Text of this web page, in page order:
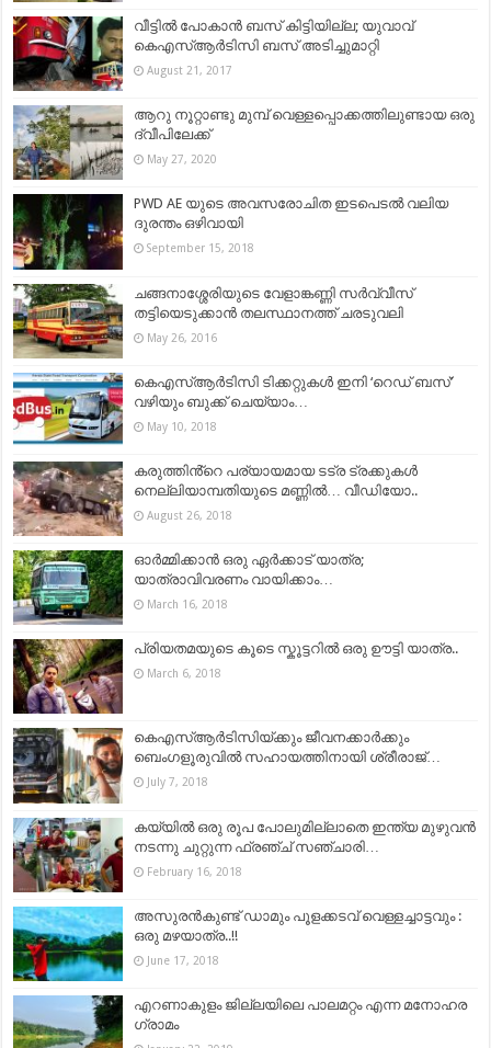
വീട്ടില്‍ പോകാന്‍ ബസ് കിട്ടിയില്ല; യുവാവ്
കെഎസ്ആര്‍ടിസി ബസ് അടിച്ചുമാറ്റി
August 21, 2017
ആറു നൂറ്റാണ്ടു മുമ്പ് വെള്ളപ്പൊക്കത്തിലുണ്ടായ ഒരു
ദ്വീപിലേക്ക്
May 27, 2020
PWD AE യുടെ അവസരോചിത ഇടപെടല്‍ വലിയ
ദുരന്തം ഒഴിവായി
September 15, 2018
ചങ്ങനാശ്ശേരിയുടെ വേളാങ്കണ്ണി സർവ്വീസ്
തട്ടിയെടുക്കാൻ തലസ്ഥാനത്ത് ചരടുവലി
May 26, 2016
കെഎസ്ആർടിസി ടിക്കറ്റുകൾ ഇനി ‘റെഡ് ബസ്’
വഴിയും ബുക്ക് ചെയ്യാം…
May 10, 2018
കരുത്തിൻ്റെ പര്യായമായ ടട്ര ട്രക്കുകൾ
നെല്ലിയാമ്പതിയുടെ മണ്ണിൽ… വീഡിയോ..
August 26, 2018
ഓര്‍മ്മിക്കാന്‍ ഒരു ഏര്‍ക്കാട് യാത്ര;
യാത്രാവിവരണം വായിക്കാം…
March 16, 2018
പ്രിയതമയുടെ കൂടെ സ്കൂട്ടറിൽ ഒരു ഊട്ടി യാത്ര..
March 6, 2018
കെഎസ്ആർടിസിയ്ക്കും ജീവനക്കാർക്കും
ബെംഗളൂരുവിൽ സഹായത്തിനായി ശ്രീരാജ്…
July 7, 2018
കയ്യില്‍ ഒരു രൂപ പോലുമില്ലാതെ ഇന്ത്യ മുഴുവന്‍
നടന്നു ചുറ്റുന്ന ഫ്രഞ്ച് സഞ്ചാരി…
February 16, 2018
അസുരൻകുണ്ട് ഡാമും പൂളക്കടവ് വെള്ളച്ചാട്ടവും :
ഒരു മഴയാത്ര..!!
June 17, 2018
എറണാകുളം ജില്ലയിലെ പാലമറ്റം എന്ന മനോഹര
ഗ്രാമം